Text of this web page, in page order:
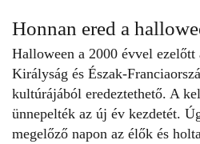
Honnan ered a
Halloween a 2000 évvel
Királyság és Észak-
kultúrájából eredeztethető. A
ünnepelték az új év kezdetét.
megelőző napon az élők és